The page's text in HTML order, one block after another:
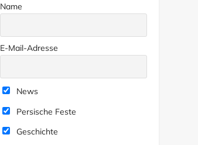
Name
E-Mail-Adresse
News
Persische Feste
Geschichte